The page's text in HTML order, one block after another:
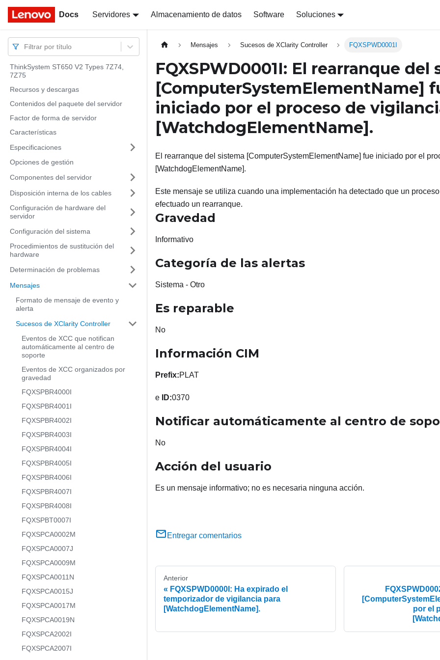
Docs Servidores Almacenamiento de datos Software Soluciones
Docs
Filtrar por título
ThinkSystem ST650 V2 Types 7Z74,
7Z75
Recursos y descargas
Contenidos del paquete del servidor
Factor de forma de servidor
Características
Especificaciones
Opciones de gestión
Componentes del servidor
Disposición interna de los cables
Configuración de hardware del
servidor
Configuración del sistema
Procedimientos de sustitución del
hardware
Determinación de problemas
Mensajes
Formato de mensaje de evento y
alerta
Sucesos de XClarity Controller
Eventos de XCC que notifican
automáticamente al centro de
soporte
Eventos de XCC organizados por
gravedad
FQXSPBR4000I
FQXSPBR4001I
FQXSPBR4002I
FQXSPBR4003I
FQXSPBR4004I
FQXSPBR4005I
FQXSPBR4006I
FQXSPBR4007I
FQXSPBR4008I
FQXSPBT0007I
FQXSPCA0002M
FQXSPCA0007J
FQXSPCA0009M
FQXSPCA0011N
FQXSPCA0015J
FQXSPCA0017M
FQXSPCA0019N
FQXSPCA2002I
FQXSPCA2007I
Mensajes Sucesos de XClarity Controller FQXSPWD0001I
FQXSPWD0001I: El rearranque del
[ComputerSystemElementName]
iniciado por el proceso de
[WatchdogElementName].
El rearranque del sistema [ComputerSystemElementName] fue iniciado por el
[WatchdogElementName].
Este mensaje se utiliza cuando una implementación ha detectado que un
efectuado un rearranque.
Gravedad
Informativo
Categoría de las alertas
Sistema - Otro
Es reparable
No
Información CIM
Prefix:PLAT
e ID:0370
Notificar automáticamente al centro de
No
Acción del usuario
Es un mensaje informativo; no es necesaria ninguna acción.
Entregar comentarios
Anterior
FQXSPWD0000I: Ha expirado el
temporizador de vigilancia para
[WatchdogElementName].
por el